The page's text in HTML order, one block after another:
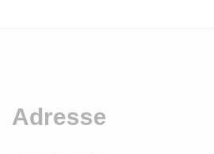
Adresse